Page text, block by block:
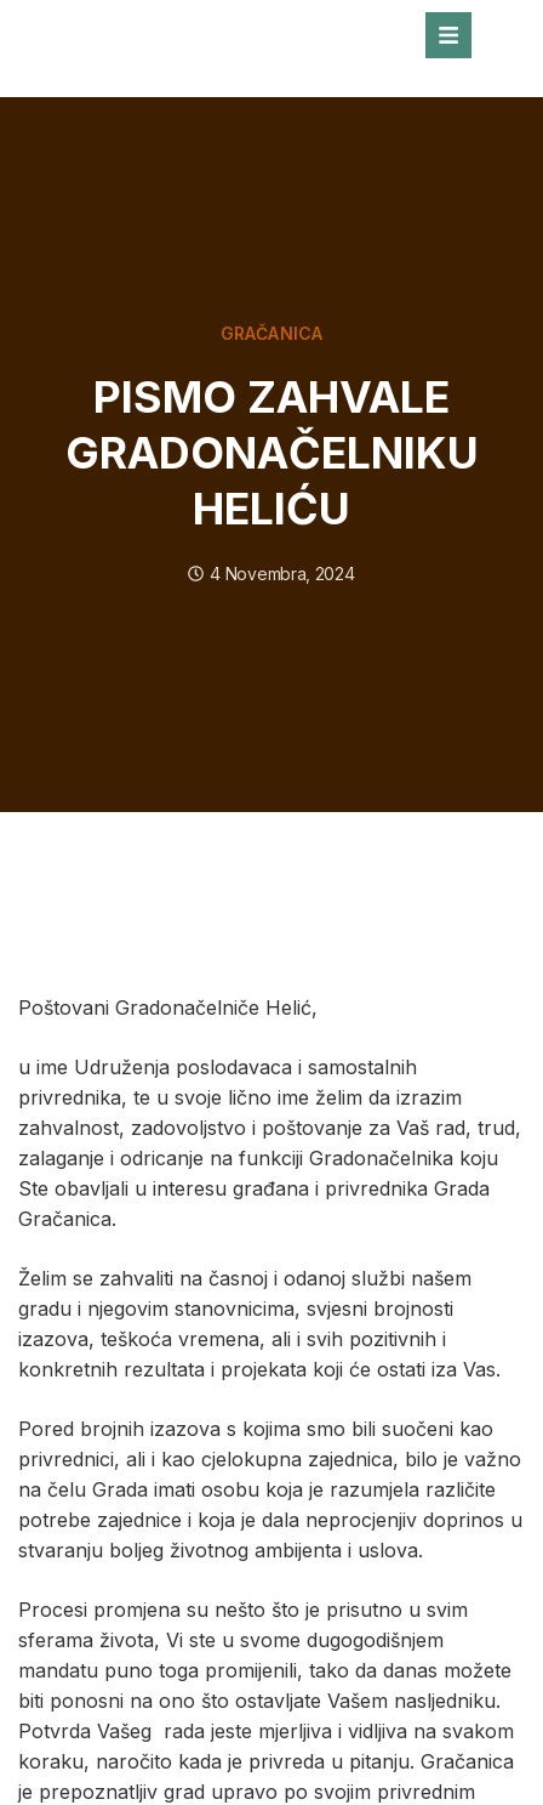
GRAČANICA
PISMO ZAHVALE
GRADONAČELNIKU
HELIĆU
4 Novembra, 2024
Poštovani Gradonačelniče Helić,
u ime Udruženja poslodavaca i samostalnih
privrednika, te u svoje lično ime želim da izrazim
zahvalnost, zadovoljstvo i poštovanje za Vaš rad, trud,
zalaganje i odricanje na funkciji Gradonačelnika koju
Ste obavljali u interesu građana i privrednika Grada
Gračanica.
Želim se zahvaliti na časnoj i odanoj službi našem
gradu i njegovim stanovnicima, svjesni brojnosti
izazova, teškoća vremena, ali i svih pozitivnih i
konkretnih rezultata i projekata koji će ostati iza Vas.
Pored brojnih izazova s kojima smo bili suočeni kao
privrednici, ali i kao cjelokupna zajednica, bilo je važno
na čelu Grada imati osobu koja je razumjela različite
potrebe zajednice i koja je dala neprocjenjiv doprinos u
stvaranju boljeg životnog ambijenta i uslova.
Procesi promjena su nešto što je prisutno u svim
sferama života, Vi ste u svome dugogodišnjem
mandatu puno toga promijenili, tako da danas možete
biti ponosni na ono što ostavljate Vašem nasljedniku.
Potvrda Vašeg rada jeste mjerljiva i vidljiva na svakom
koraku, naročito kada je privreda u pitanju. Gračanica
je prepoznatljiv grad upravo po svojim privrednim